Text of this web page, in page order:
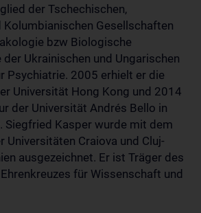
der Tschechischen,
Kolumbianischen Gesellschaften
bzw Biologische
Ukrainischen und Ungarischen
Psychiatrie. 2005 erhielt er die
Universität Hong Kong und 2014
der Universität Andrés Bello in
Siegfried Kasper wurde mit dem
Universitäten Craiova und Cluj-
ausgezeichnet. Er ist Träger des
für Wissenschaft und